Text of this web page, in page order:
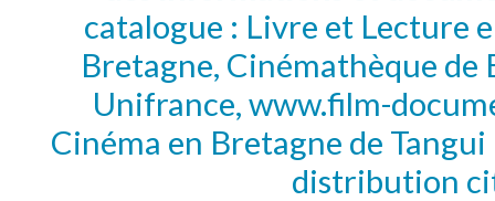
catalogue : Livre et Lecture
Bretagne, Cinémathèque de
Unifrance, www.film-
Cinéma en Bretagne de
distribution